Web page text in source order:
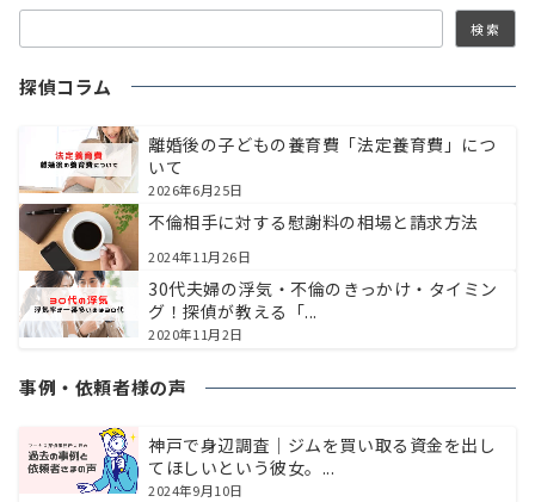
検索
探偵コラム
離婚後の子どもの養育費「法定養育費」につ
いて
2026年6月25日
不倫相手に対する慰謝料の相場と請求方法
2024年11月26日
30代夫婦の浮気・不倫のきっかけ・タイミン
グ！探偵が教える「...
2020年11月2日
事例・依頼者様の声
神戸で身辺調査｜ジムを買い取る資金を出し
てほしいという彼女。...
2024年9月10日